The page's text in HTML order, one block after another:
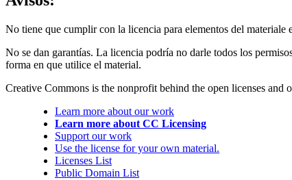
No tiene que cumplir con la licencia para elementos del
No se dan garantías. La licencia podría no darle todos los
forma en que utilice el material.
Creative Commons is the nonprofit behind the open licenses
Learn more about our work
Learn more about CC Licensing
Support our work
Use the license for your own material.
Licenses List
Public Domain List